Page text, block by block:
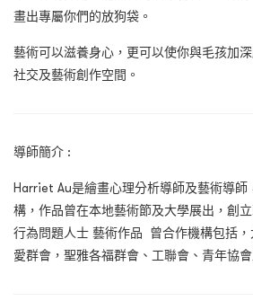
畫出專屬你們的放狗袋。
藝術可以滋養身心，更可以使你與毛孩加
社交及藝術創作空間。
導師簡介 :
Harriet Au是繪畫心理分析導師及藝術導師
構，作品曾在本地藝術節及大學展出，創
行為問題人士 藝術作品 曾合作機構包括，
愛群會，聖雅各福群會、工聯會、青年協